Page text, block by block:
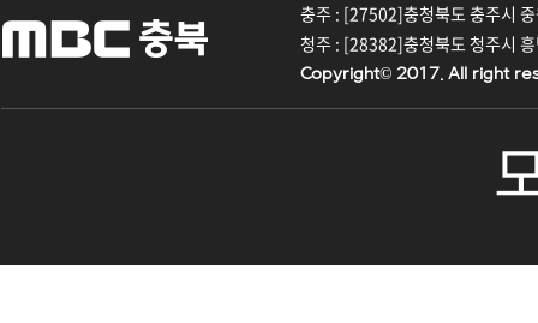
충주 : [27502]충청북도 충주시
청주 : [28382]충청북도 청주시
Copyright© 2017. All right